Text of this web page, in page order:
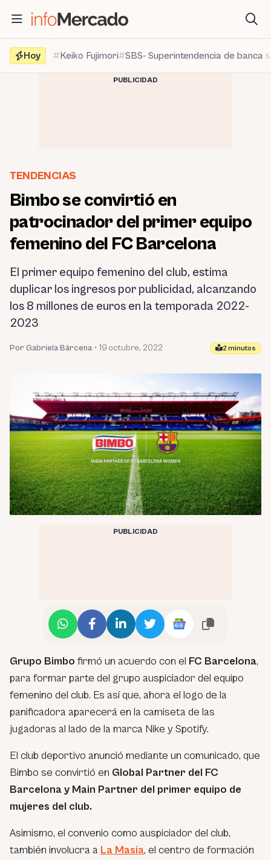
contenido
Hoy
Keiko Fujimori SBS- Superintendencia de banca
PUBLICIDAD
TENDENCIAS
Bimbo se convirtió en
patrocinador del primer equipo
femenino del FC Barcelona
El primer equipo femenino del club, estima
duplicar los ingresos por publicidad, alcanzando
los 8 millones de euros en la temporada 2022-
2023
Por Gabriela Bárcena • 19 octubre, 2022 2 minutos
PUBLICIDAD
Grupo Bimbo firmó un acuerdo con el FC Barcelona,
para formar parte del grupo auspiciador del equipo
femenino del club. Es así que, ahora el logo de la
panificadora aparecerá en la camiseta de las
jugadoras al lado de la marca Nike y Spotify.
El club deportivo anunció mediante un comunicado, que
Bimbo se convirtió en Global Partner del FC
Barcelona y Main Partner del primer equipo de
mujeres del club.
Asimismo, el convenio como auspiciador del club,
también involucra a La Masia, el centro de formación